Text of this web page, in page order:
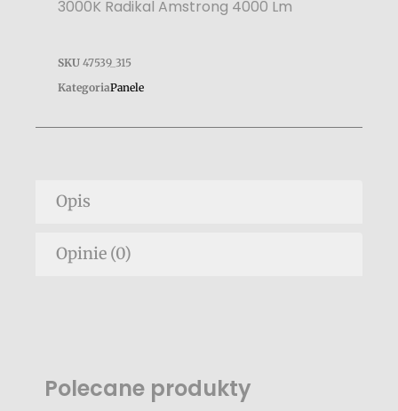
3000K Radikal Amstrong 4000 Lm
SKU 47539_315
KategoriaPanele
Opis
Opinie (0)
Polecane produkty